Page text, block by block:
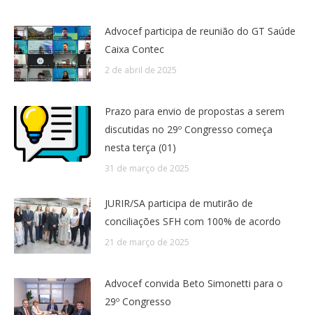
Advocef participa de reunião do GT Saúde
Caixa Contec
2 de abril de 2025
Prazo para envio de propostas a serem
discutidas no 29º Congresso começa
nesta terça (01)
31 de março de 2025
JURIR/SA participa de mutirão de
conciliações SFH com 100% de acordo
21 de março de 2025
Advocef convida Beto Simonetti para o
29º Congresso